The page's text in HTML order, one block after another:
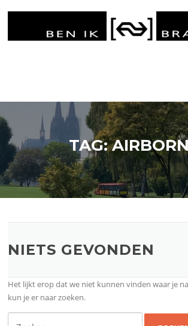
TAG:
NIETS GEVONDEN
Het lijkt erop dat we niet kunnen vinden waar je
kun je er naar zoeken.